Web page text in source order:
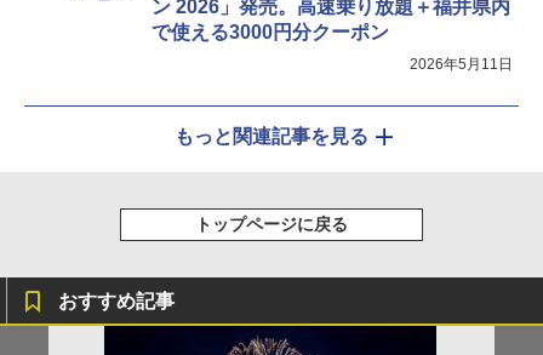
ン 2026」発売。高速乗り放題＋福井県内
で使える3000円分クーポン
2026年5月11日
もっと関連記事を見る
トップページに戻る
おすすめ記事